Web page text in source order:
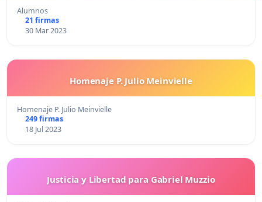
Alumnos
21 firmas
30 Mar 2023
Homenaje P. Julio Meinvielle
Homenaje P. Julio Meinvielle
249 firmas
18 Jul 2023
Justicia y Libertad para Gabriel Muzzio